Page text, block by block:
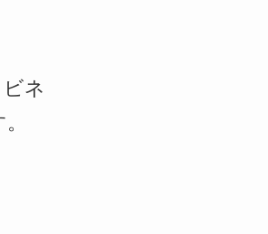
ネ